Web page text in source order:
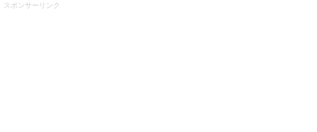
スポンサーリンク